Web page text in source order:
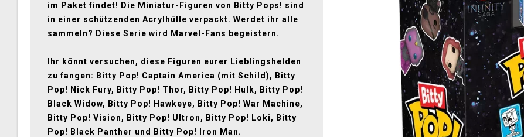
im Paket findet! Die Miniatur-Figuren von Bitty Pops! sind
in einer schützenden Acrylhülle verpackt. Werdet ihr alle
sammeln? Diese Serie wird Marvel-Fans begeistern.
Ihr könnt versuchen, diese Figuren eurer Lieblingshelden
zu fangen: Bitty Pop! Captain America (mit Schild), Bitty
Pop! Nick Fury, Bitty Pop! Thor, Bitty Pop! Hulk, Bitty Pop!
Black Widow, Bitty Pop! Hawkeye, Bitty Pop! War Machine,
Bitty Pop! Vision, Bitty Pop! Ultron, Bitty Pop! Loki, Bitty
Pop! Black Panther und Bitty Pop! Iron Man.